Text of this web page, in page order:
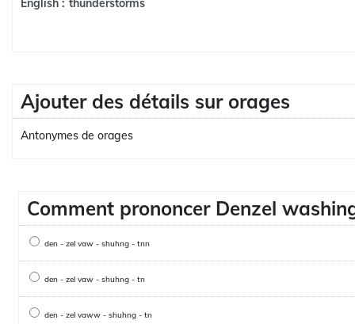
English :
Ajouter des détails sur orages
Antonymes de orages
Comment prononcer Denzel
den - zel vaw - shuhng - tnn
den - zel vaw - shuhng - tn
den - zel vaww - shuhng - tn